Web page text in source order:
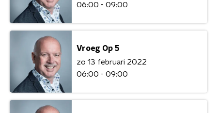
06:00 - 09:00
Vroeg Op 5
zo 13 februari 2022
06:00 - 09:00